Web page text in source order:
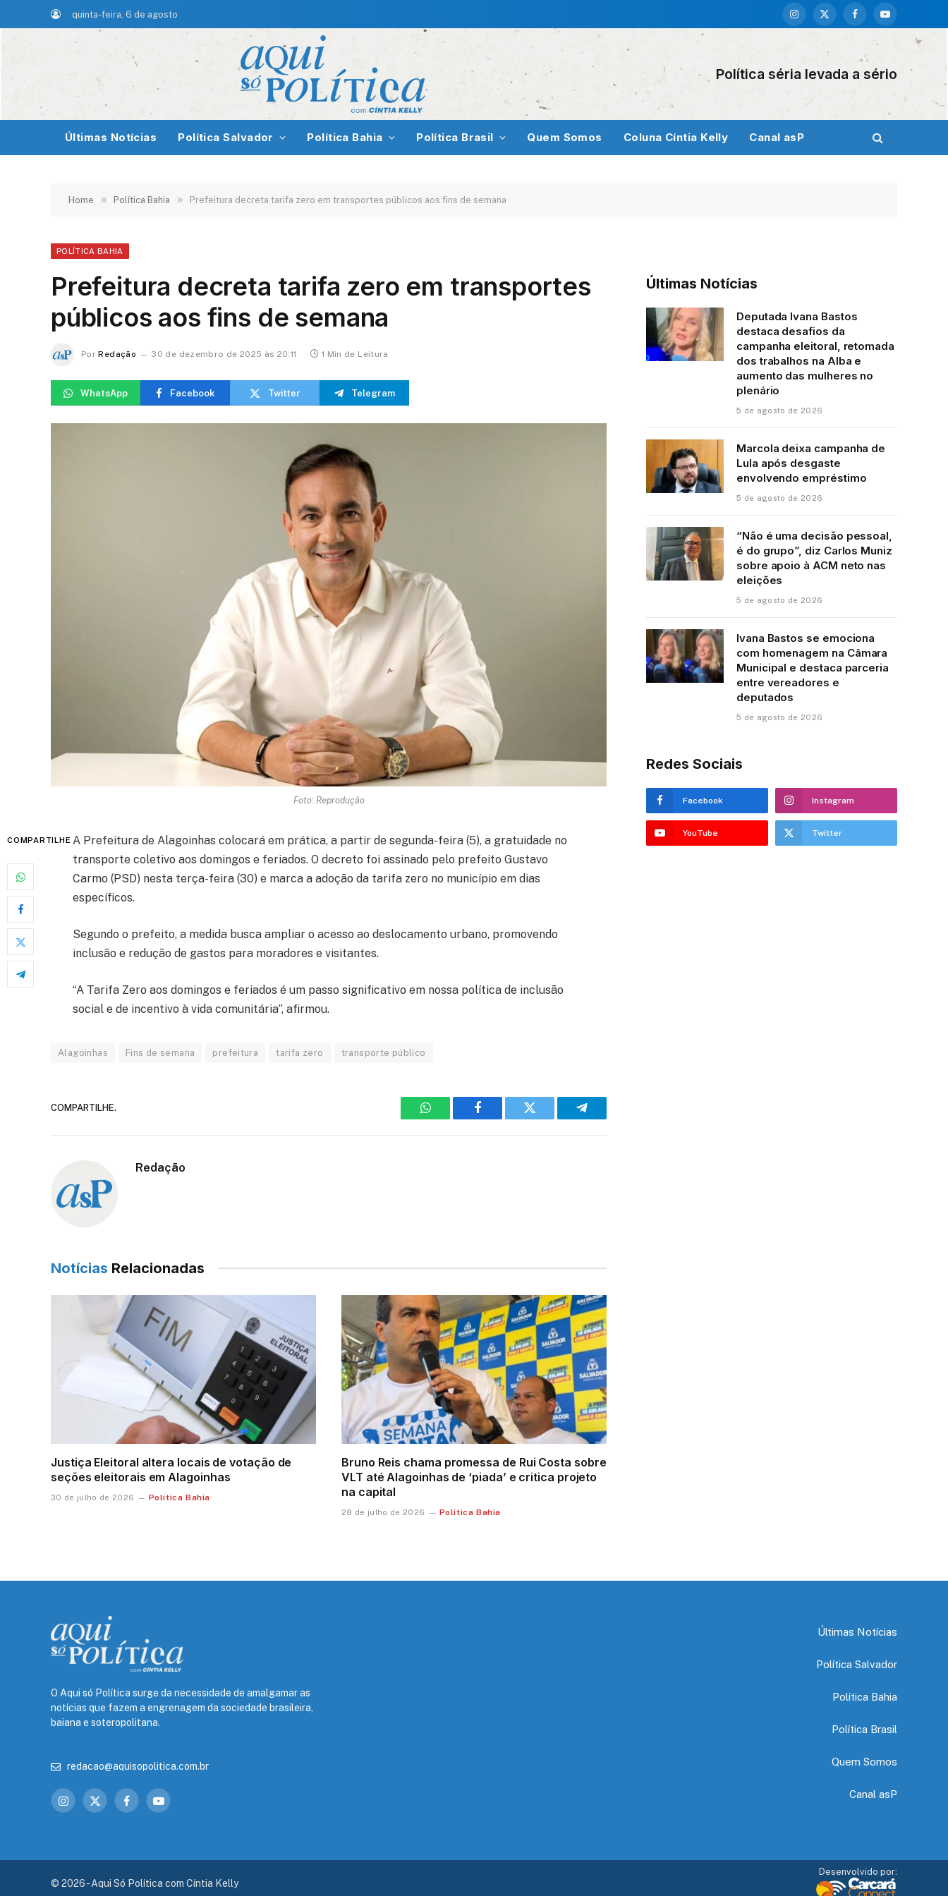
quinta-feira, 6 de agosto
Instagram
X
FacebookYouTube
Política séria levada a sério
Últimas Notícias Política Salvador Política Bahia Política Brasil Quem Somos Coluna Cíntia Kelly Canal asP
Home » Política Bahia » Prefeitura decreta tarifa zero em transportes públicos aos fins de semana
POLÍTICA BAHIA
Prefeitura decreta tarifa zero em transportes
públicos aos fins de semana
Por Redação 30 de dezembro de 2025 às 20:11 1 Min de Leitura
WhatsApp Facebook Twitter Telegram
Foto: Reprodução
COMPARTILHE A Prefeitura de Alagoinhas colocará em prática, a partir de segunda-feira (5), a gratuidade no
transporte coletivo aos domingos e feriados. O decreto foi assinado pelo prefeito Gustavo
Carmo (PSD) nesta terça-feira (30) e marca a adoção da tarifa zero no município em dias
específicos.
Segundo o prefeito, a medida busca ampliar o acesso ao deslocamento urbano, promovendo
inclusão e redução de gastos para moradores e visitantes.
“A Tarifa Zero aos domingos e feriados é um passo significativo em nossa política de inclusão
social e de incentivo à vida comunitária”, afirmou.
Alagoinhas Fins de semana prefeitura tarifa zero transporte público
COMPARTILHE.
WhatsAppFacebook Twitter Telegram
Redação
Notícias Relacionadas
Justiça Eleitoral altera locais de votação de
seções eleitorais em Alagoinhas
30 de julho de 2026 Política Bahia
Bruno Reis chama promessa de Rui Costa sobre
VLT até Alagoinhas de ‘piada’ e critica projeto
na capital
28 de julho de 2026 Política Bahia
Últimas Notícias
Deputada Ivana Bastos
destaca desafios da
campanha eleitoral, retomada
dos trabalhos na Alba e
aumento das mulheres no
plenário
5 de agosto de 2026
Marcola deixa campanha de
Lula após desgaste
envolvendo empréstimo
5 de agosto de 2026
“Não é uma decisão pessoal,
é do grupo”, diz Carlos Muniz
sobre apoio à ACM neto nas
eleições
5 de agosto de 2026
Ivana Bastos se emociona
com homenagem na Câmara
Municipal e destaca parceria
entre vereadores e
deputados
5 de agosto de 2026
Redes Sociais
Facebook Instagram
YouTube Twitter
O Aqui só Política surge da necessidade de amalgamar as
notícias que fazem a engrenagem da sociedade brasileira,
baiana e soteropolitana.
redacao@aquisopolitica.com.br
Instagram
X
FacebookYouTube
Últimas Notícias
Política Salvador
Política Bahia
Política Brasil
Quem Somos
Canal asP
© 2026 - Aqui Só Política com Cíntia Kelly
Desenvolvido por: